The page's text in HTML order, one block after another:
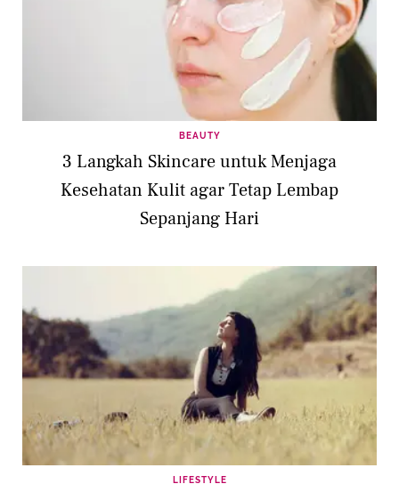
BEAUTY
3 Langkah Skincare untuk Menjaga
Kesehatan Kulit agar Tetap Lembap
Sepanjang Hari
LIFESTYLE